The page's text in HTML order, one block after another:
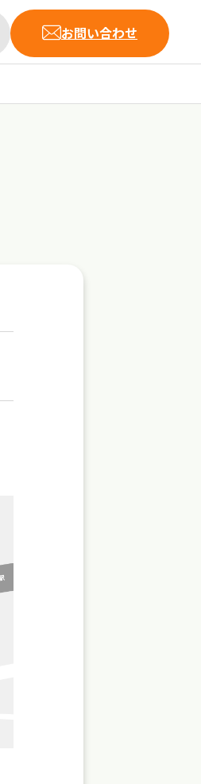
お問い合わせ